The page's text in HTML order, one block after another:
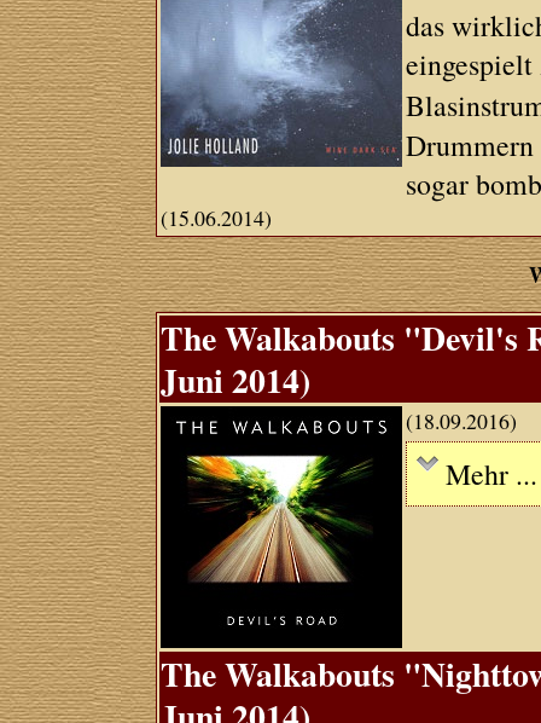
das
Drummern
sogar
(15.06.2014)
The Walkabouts "Devil's
Juni 2014)
(18.09.2016)
Mehr ...
The Walkabouts